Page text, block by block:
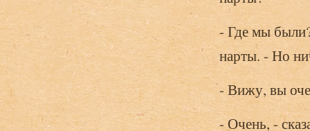
- Где мы
нарты. - Но
- Вижу, вы
- Очень, -